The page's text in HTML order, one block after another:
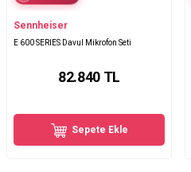
Sennheiser
E 600 SERIES Davul Mikrofon Seti
82.840TL
Sepete Ekle